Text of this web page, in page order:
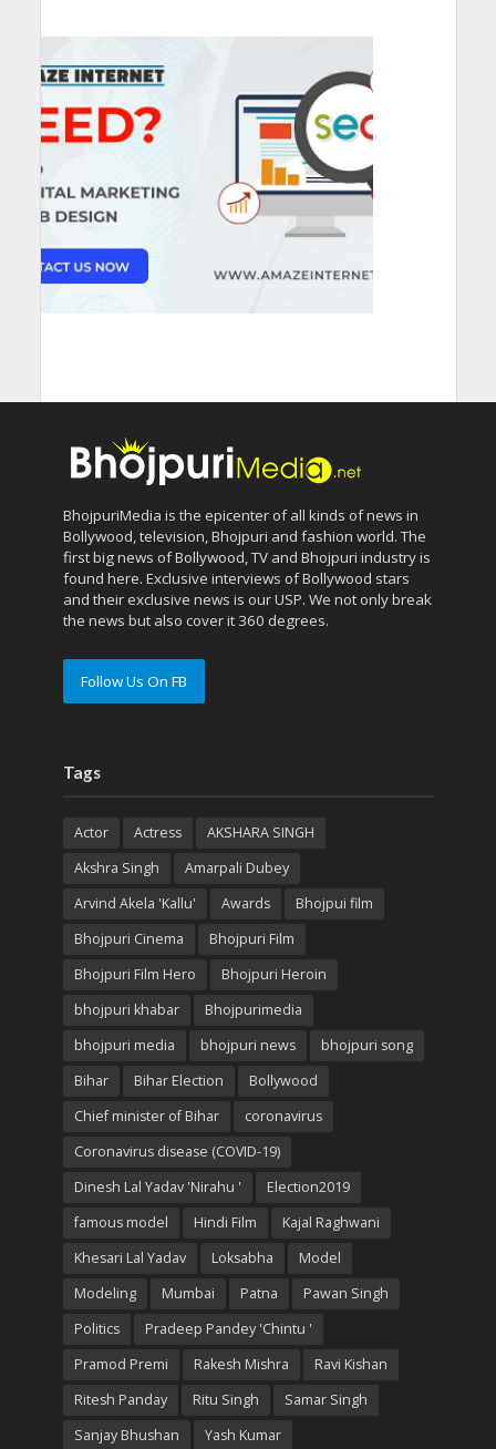
BhojpuriMedia is the epicenter of all kinds of news in
Bollywood, television, Bhojpuri and fashion world. The
first big news of Bollywood, TV and Bhojpuri industry is
found here. Exclusive interviews of Bollywood stars
and their exclusive news is our USP. We not only break
the news but also cover it 360 degrees.
Follow Us On FB
Tags
Actor Actress
AKSHARA SINGH
Akshra Singh
Amarpali Dubey
Arvind Akela 'Kallu'
Awards
Bhojpui film
Bhojpuri Cinema
Bhojpuri Film
Bhojpuri Film Hero
Bhojpuri Heroin
bhojpuri khabar
Bhojpurimedia
bhojpuri media
bhojpuri news
bhojpuri song
Bihar
Bihar Election
Bollywood
Chief minister of Bihar
coronavirus
Coronavirus disease (COVID-19)
Dinesh Lal Yadav 'Nirahu '
Election2019
famous model
Hindi Film
Kajal Raghwani
Khesari Lal Yadav
Loksabha
Model
Modeling
Mumbai Patna
Pawan Singh
Politics
Pradeep Pandey 'Chintu '
Pramod Premi
Rakesh Mishra
Ravi Kishan
Ritesh Panday
Ritu Singh
Samar Singh
Sanjay Bhushan
Yash Kumar